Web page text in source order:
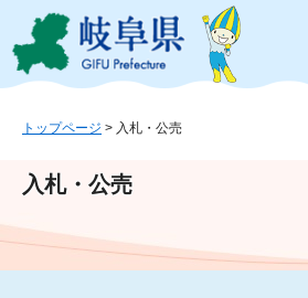
ジ
ュ
文
このページの本文へ
トップページ > 入札・公売
入札・公売